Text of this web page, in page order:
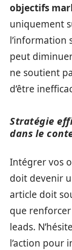
objectifs
uniquement
l’information
peut
ne soutient
d’être
Stratégie
dans le
Intégrer vos
doit devenir
article doit
que
leads.
l’action pour